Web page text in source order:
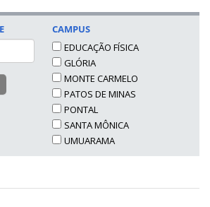
CAMPUS
EDUCAÇÃO FÍSICA
GLÓRIA
MONTE CARMELO
PATOS DE MINAS
PONTAL
SANTA MÔNICA
UMUARAMA